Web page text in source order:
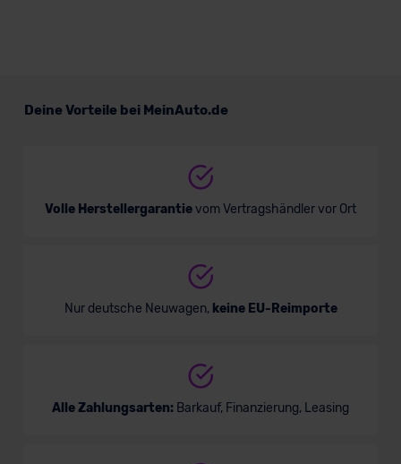
Deine Vorteile bei MeinAuto.de
Volle Herstellergarantievom Vertragshändler vor Ort
Nur deutsche Neuwagen, keine EU-Reimporte
Alle Zahlungsarten: Barkauf, Finanzierung, Leasing